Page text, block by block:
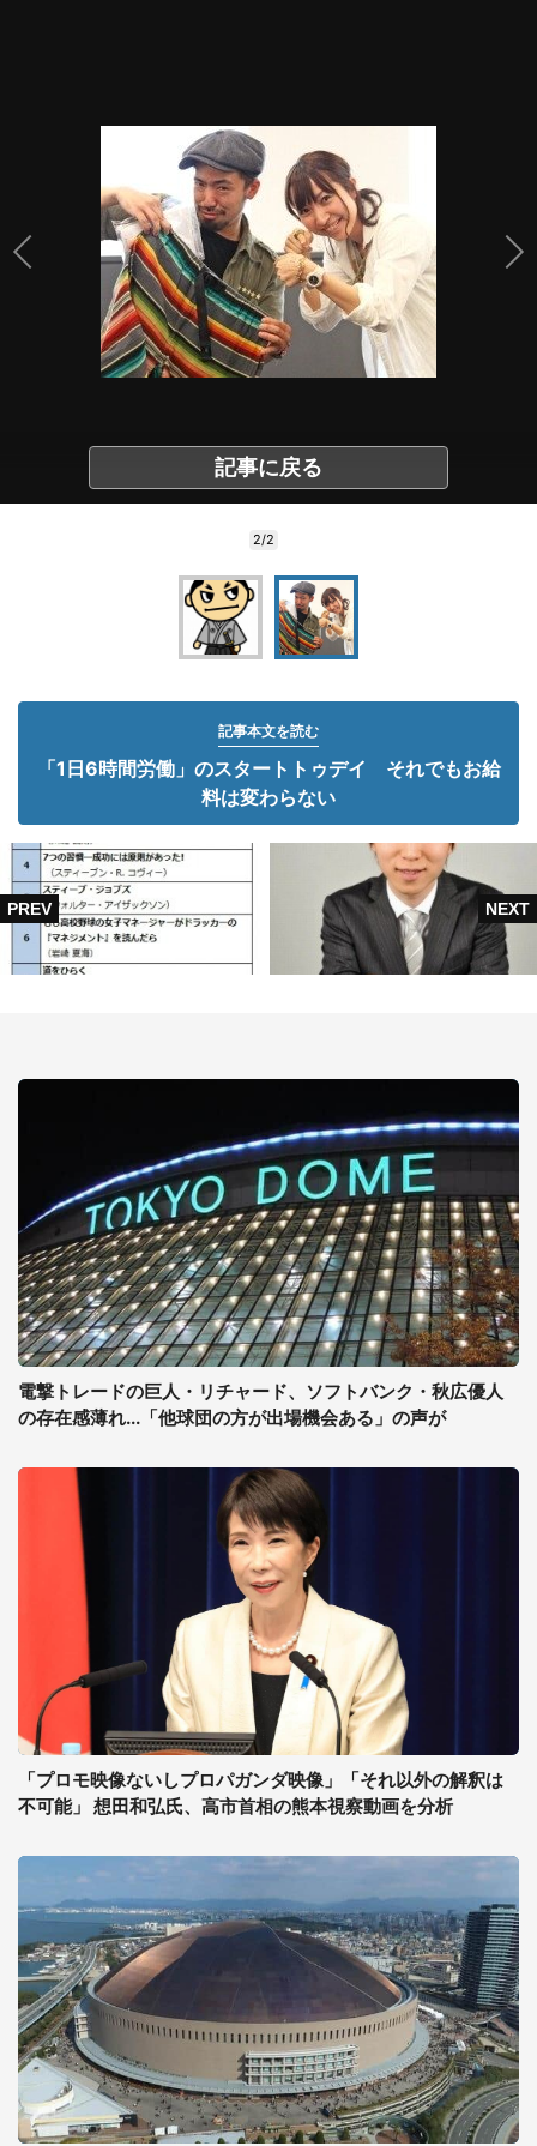
記事に戻る
2/2
記事本文を読む
「1日6時間労働」のスタートトゥデイ それでもお給
料は変わらない
電撃トレードの巨人・リチャード、ソフトバンク・秋広優人
の存在感薄れ...「他球団の方が出場機会ある」の声が
「プロモ映像ないしプロパガンダ映像」「それ以外の解釈は
不可能」 想田和弘氏、高市首相の熊本視察動画を分析